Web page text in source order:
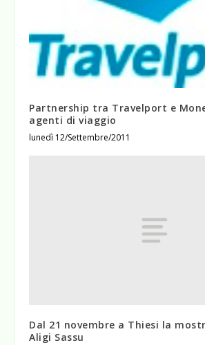
Partnership tra Travelport e
agenti di viaggio
lunedì 12/Settembre/2011
Dal 21 novembre a Thiesi la
Aligi Sassu